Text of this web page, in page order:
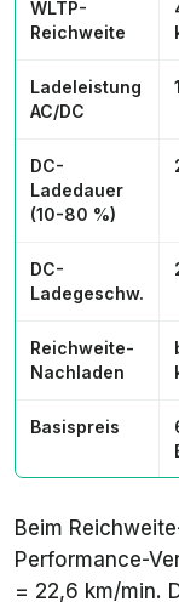
WLTP-
Reichweite
Ladeleistung
AC/DC
DC-
Ladedauer
(10-80 %)
DC-
Ladegeschw.
Reichweite-
Nachladen
Basispreis
Beim
Performance-
= 22,6 km/min.